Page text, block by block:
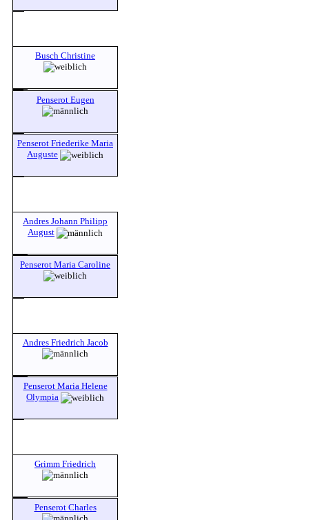
Busch Christine
Penserot Eugen
Penserot Friederike Maria
Auguste
Andres Johann Philipp
August
Penserot Maria Caroline
Andres Friedrich Jacob
Penserot Maria Helene
Olympia
Grimm Friedrich
Penserot Charles